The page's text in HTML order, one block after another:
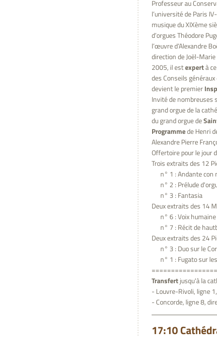
Professeur au
l’université de Paris
musique du XIXème
d’orgues Théodore
l’œuvre d’Alexandre
direction de Joël-
2005, il estexpertà
des Conseils
devient le premier
Invité de nombreuses
grand orgue de la
du grand orgue de
Programmede Henri
Alexandre Pierre
Offertoire pour le jour
Trois extraits des 12
n° 1 : Andante con
n° 2 : Prélude
n° 3 : Fantasia
Deux extraits des 14
n° 6 : Voix humaine
n° 7 : Récit de
Deux extraits des 24
n° 3 : Duo sur le
n° 1 : Fugato sur
Transfertjusqu'à la
- Louvre-Rivoli, ligne
- Concorde, ligne 8,
17:10